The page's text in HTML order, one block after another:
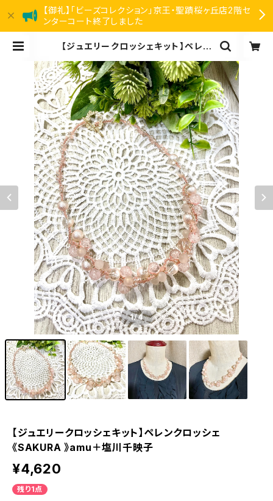
【御礼】「ビーズコレクション」京王・聖蹟桜ヶ丘店2階セ
ンターコート終了しました
【ジュエリークロッシェキット】ペレン
千映子 | リアン
1/4
【ジュエリークロッシェキット】ペレンクロッシェ
《SAKURA 》amu＋塩川千映子
¥4,620
残り1点